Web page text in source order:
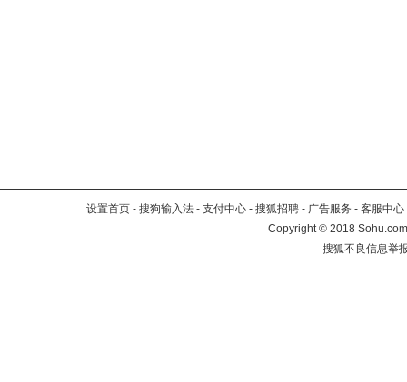
设置首页 - 搜狗输入法 - 支付中心 - 搜狐招聘 - 广告服务 - 客服中心
Copyright©2018
搜狐不良信息举